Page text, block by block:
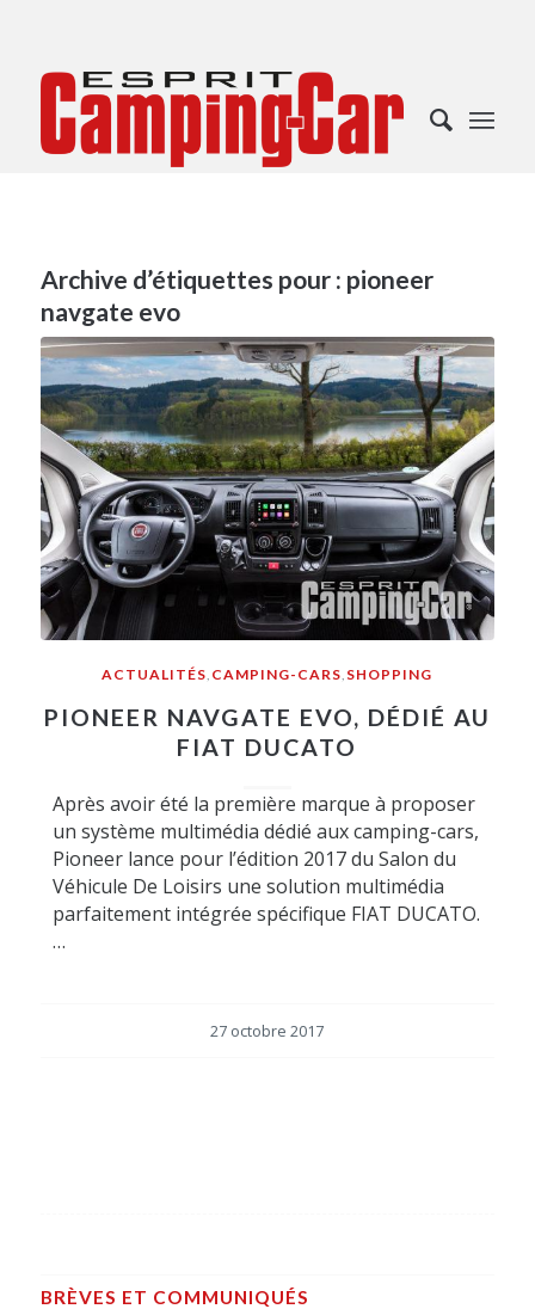
Archive d’étiquettes pour : pioneer
navgate evo
ACTUALITÉS CAMPING-CARS SHOPPING
PIONEER NAVGATE EVO, DÉDIÉ AU
FIAT DUCATO
Après avoir été la première marque à proposer
un système multimédia dédié aux camping-cars,
Pioneer lance pour l’édition 2017 du Salon du
Véhicule De Loisirs une solution multimédia
parfaitement intégrée spécifique FIAT DUCATO.
…
27 octobre 2017
BRÈVES ET COMMUNIQUÉS